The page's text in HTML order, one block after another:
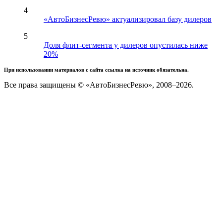
4
«АвтоБизнесРевю» актуализировал базу дилеров
5
Доля флит-сегмента у дилеров опустилась ниже
20%
При использовании материалов с сайта ссылка на источник обязательна.
Все права защищены © «АвтоБизнесРевю», 2008–2026.